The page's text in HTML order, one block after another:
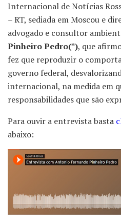
Internacional de Notícias
– RT, sediada em Moscou e
advogado e consultor
Pinheiro Pedro(*), que
fez que reproduzir o
governo federal,
internacional, na medida em
responsabilidades que são
Para ouvir a entrevista basta
abaixo: